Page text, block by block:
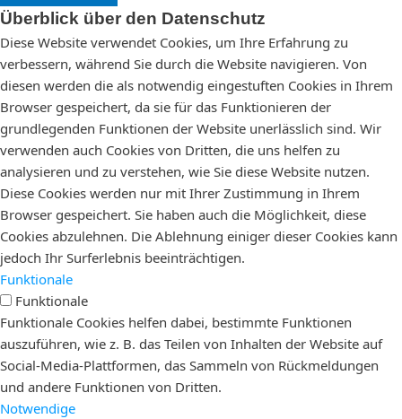
Überblick über den Datenschutz
Diese Website verwendet Cookies, um Ihre Erfahrung zu
verbessern, während Sie durch die Website navigieren. Von
diesen werden die als notwendig eingestuften Cookies in Ihrem
Browser gespeichert, da sie für das Funktionieren der
grundlegenden Funktionen der Website unerlässlich sind. Wir
verwenden auch Cookies von Dritten, die uns helfen zu
analysieren und zu verstehen, wie Sie diese Website nutzen.
Diese Cookies werden nur mit Ihrer Zustimmung in Ihrem
Browser gespeichert. Sie haben auch die Möglichkeit, diese
Cookies abzulehnen. Die Ablehnung einiger dieser Cookies kann
jedoch Ihr Surferlebnis beeinträchtigen.
Funktionale
Funktionale
Funktionale Cookies helfen dabei, bestimmte Funktionen
auszuführen, wie z. B. das Teilen von Inhalten der Website auf
Social-Media-Plattformen, das Sammeln von Rückmeldungen
und andere Funktionen von Dritten.
Notwendige